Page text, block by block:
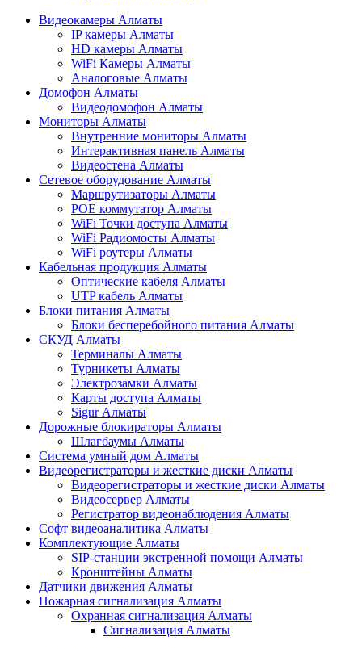
Видеокамеры Алматы
IP камеры Алматы
HD камеры Алматы
WiFi Камеры Алматы
Аналоговые Алматы
Домофон Алматы
Видеодомофон Алматы
Мониторы Алматы
Внутренние мониторы Алматы
Интерактивная панель Алматы
Видеостена Алматы
Сетевое оборудование Алматы
Маршрутизаторы Алматы
POE коммутатор Алматы
WiFi Точки доступа Алматы
WiFi Радиомосты Алматы
WiFi роутеры Алматы
Кабельная продукция Алматы
Оптические кабеля Алматы
UTP кабель Алматы
Блоки питания Алматы
Блоки бесперебойного питания Алматы
СКУД Алматы
Терминалы Алматы
Турникеты Алматы
Электрозамки Алматы
Карты доступа Алматы
Sigur Алматы
Дорожные блокираторы Алматы
Шлагбаумы Алматы
Система умный дом Алматы
Видеорегистраторы и жесткие диски Алматы
Видеорегистраторы и жесткие диски Алматы
Видеосервер Алматы
Регистратор видеонаблюдения Алматы
Софт видеоаналитика Алматы
Комплектующие Алматы
SIP-станции экстренной помощи Алматы
Кронштейны Алматы
Датчики движения Алматы
Пожарная сигнализация Алматы
Охранная сигнализация Алматы
Сигнализация Алматы